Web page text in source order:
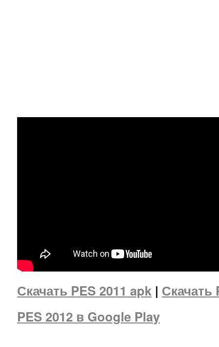
Скачать PES 2011 apk | Скачать
PES 2012 в Google Play